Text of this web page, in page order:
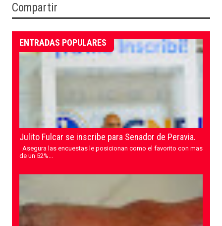
Compartir
ENTRADAS POPULARES
Julito Fulcar se inscribe para Senador de Peravia.
Asegura las encuestas le posicionan como el favorito con mas
de un 52%...